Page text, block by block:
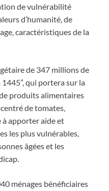
de vulnérabilité
d’humanité, de
caractéristiques de la
de 347 millions de
qui portera sur la
produits alimentaires
de tomates,
à apporter aide et
les plus vulnérables,
âgées et les
ménages bénéficiaires